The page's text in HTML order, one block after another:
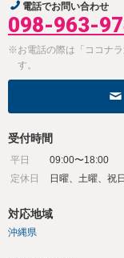
電話でお問い合わせ
098-963-
※お電話の際は「ココナ
す。
受付時間
平日
09:00〜18:00
定休日
日曜、土曜、祝日
対応地域
沖縄県